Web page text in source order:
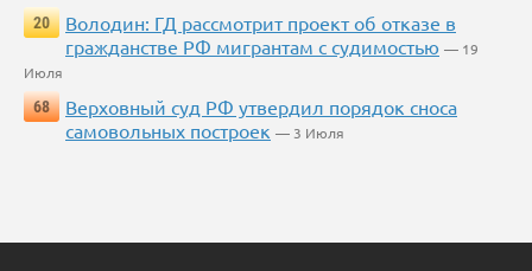
20
Володин: ГД рассмотрит проект об отказе в
гражданстве РФ мигрантам с судимостью — 19
Июля
68
Верховный суд РФ утвердил порядок сноса
самовольных построек — 3 Июля